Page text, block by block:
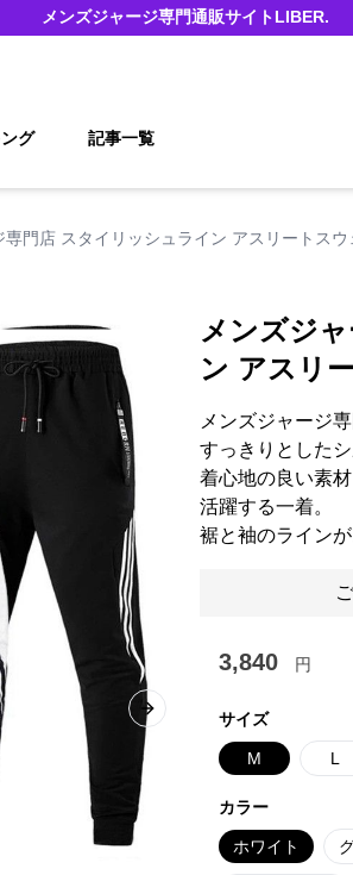
メンズジャージ専門通販サイトLIBER.
グ 記事一覧
専門店 スタイリッシュライン アスリートスウ
Next slide
メンズジ
ン アスリ
メンズジャージ
すっきりとした
着心地の良い素
活躍する一着。
裾と袖のライン
3,840 円
サイズ
M L
カラー
ホワイト